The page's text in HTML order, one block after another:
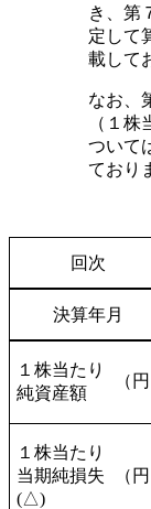
き、第
定して
載して
なお、
（１
ついて
ており
回次
決算年月
１株当たり
純資産額
（円
１株当たり
当期純損失
(△)
（円